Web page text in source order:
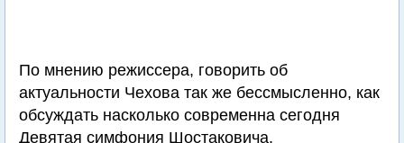
По мнению режиссера, говорить об
актуальности Чехова так же бессмысленно, как
обсуждать насколько современна сегодня
Девятая симфония Шостаковича.